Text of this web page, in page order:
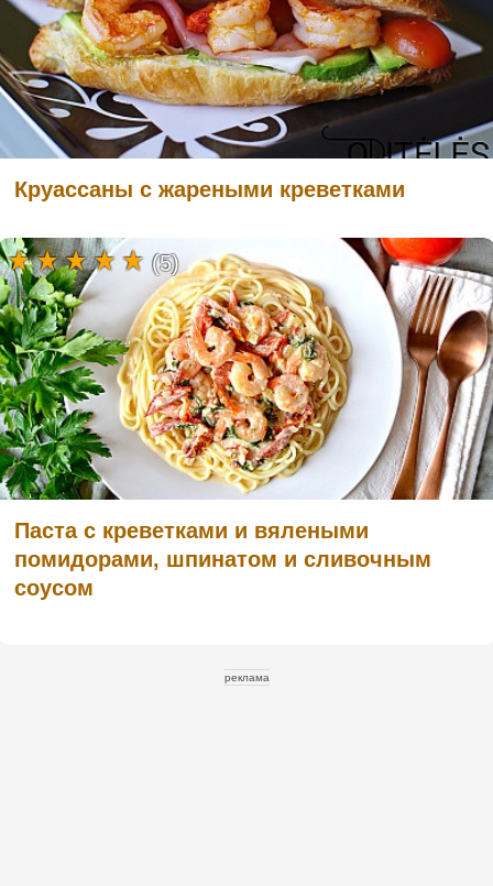
Круассаны с жареными креветками
Паста с креветками и вялеными
помидорами, шпинатом и сливочным
соусом
(5)
реклама